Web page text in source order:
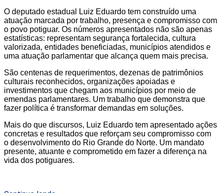
O deputado estadual Luiz Eduardo tem construído uma
atuação marcada por trabalho, presença e compromisso com
o povo potiguar. Os números apresentados não são apenas
estatísticas: representam segurança fortalecida, cultura
valorizada, entidades beneficiadas, municípios atendidos e
uma atuação parlamentar que alcança quem mais precisa.
São centenas de requerimentos, dezenas de patrimônios
culturais reconhecidos, organizações apoiadas e
investimentos que chegam aos municípios por meio de
emendas parlamentares. Um trabalho que demonstra que
fazer política é transformar demandas em soluções.
Mais do que discursos, Luiz Eduardo tem apresentado ações
concretas e resultados que reforçam seu compromisso com
o desenvolvimento do Rio Grande do Norte. Um mandato
presente, atuante e comprometido em fazer a diferença na
vida dos potiguares.